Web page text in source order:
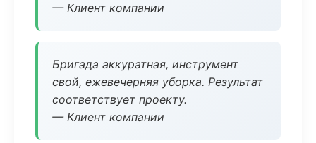
— Клиент компании
Бригада аккуратная, инструмент
свой, ежевечерняя уборка. Результат
соответствует проекту.
— Клиент компании